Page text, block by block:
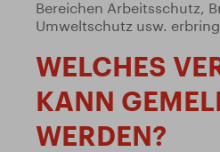
Bereichen Arbeitsschutz,
Umweltschutz usw.
WELCHES
KANN
WERDEN?